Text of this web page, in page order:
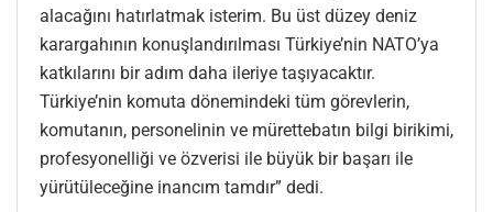
alacağını hatırlatmak isterim. Bu üst düzey deniz
karargahının konuşlandırılması Türkiye’nin NATO’ya
katkılarını bir adım daha ileriye taşıyacaktır.
Türkiye’nin komuta dönemindeki tüm görevlerin,
komutanın, personelinin ve mürettebatın bilgi birikimi,
profesyonelliği ve özverisi ile büyük bir başarı ile
yürütüleceğine inancım tamdır” dedi.